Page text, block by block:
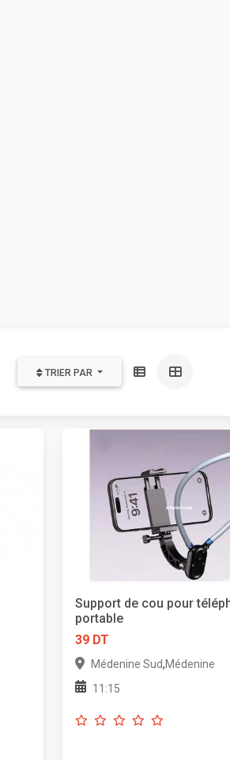
TRIER PAR
Support de cou pour
portable
39 DT
Médenine Sud,Médenine
11:15